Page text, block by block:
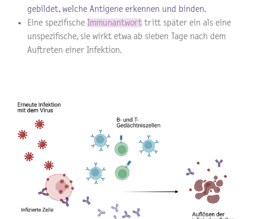
gebildet, welche Antigene erkennen und binden.
Eine spezifische Immunantwort tritt später ein als eine
unspezifische, sie wirkt etwa ab sieben Tage nach dem
Auftreten einer Infektion.